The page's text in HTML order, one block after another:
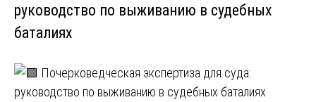
руководство по выживанию в судебных
баталиях